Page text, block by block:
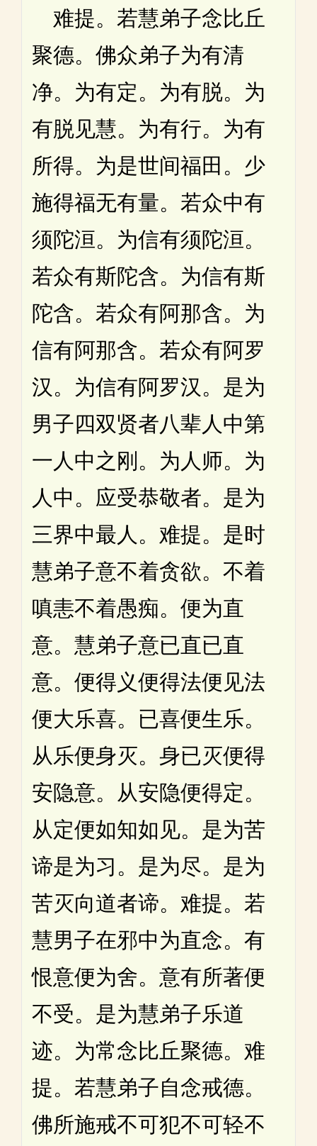
难提。若慧弟子念比丘
聚德。佛众弟子为有清
净。为有定。为有脱。为
有脱见慧。为有行。为有
所得。为是世间福田。少
施得福无有量。若众中有
须陀洹。为信有须陀洹。
若众有斯陀含。为信有斯
陀含。若众有阿那含。为
信有阿那含。若众有阿罗
汉。为信有阿罗汉。是为
男子四双贤者八辈人中第
一人中之刚。为人师。为
人中。应受恭敬者。是为
三界中最人。难提。是时
慧弟子意不着贪欲。不着
嗔恚不着愚痴。便为直
意。慧弟子意已直已直
意。便得义便得法便见法
便大乐喜。已喜便生乐。
从乐便身灭。身已灭便得
安隐意。从安隐便得定。
从定便如知如见。是为苦
谛是为习。是为尽。是为
苦灭向道者谛。难提。若
慧男子在邪中为直念。有
恨意便为舍。意有所著便
不受。是为慧弟子乐道
迹。为常念比丘聚德。难
提。若慧弟子自念戒德。
佛所施戒不可犯不可轻不